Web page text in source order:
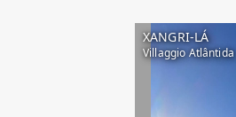
XANGRI-LÁ
Villaggio Atlântida